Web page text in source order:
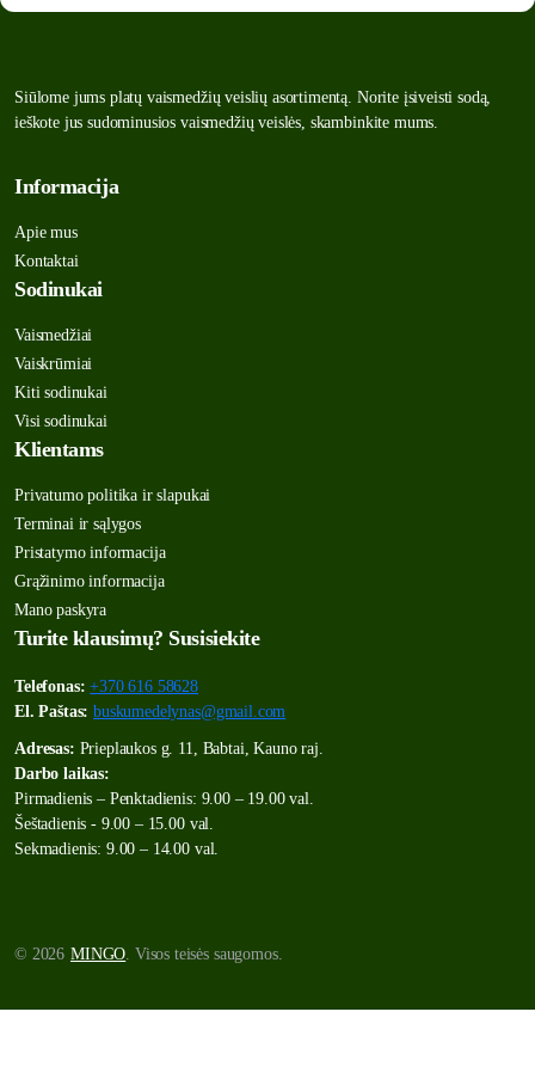
Siūlome jums platų vaismedžių veislių asortimentą. Norite įsiveisti sodą,
ieškote jus sudominusios vaismedžių veislės, skambinkite mums.
Informacija
Apie mus
Kontaktai
Sodinukai
Vaismedžiai
Vaiskrūmiai
Kiti sodinukai
Visi sodinukai
Klientams
Privatumo politika ir slapukai
Terminai ir sąlygos
Pristatymo informacija
Grąžinimo informacija
Mano paskyra
Turite klausimų? Susisiekite
Telefonas: +370 616 58628
El. Paštas:buskumedelynas@gmail.com
Adresas: Prieplaukos g. 11, Babtai, Kauno raj.
Darbo laikas:
Pirmadienis – Penktadienis: 9.00 – 19.00 val.
Šeštadienis - 9.00 – 15.00 val.
Sekmadienis: 9.00 – 14.00 val.
© 2026 MINGO. Visos teisės saugomos.